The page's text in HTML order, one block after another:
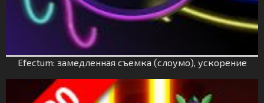
Efectum: замедленная съемка (слоумо), ускорение